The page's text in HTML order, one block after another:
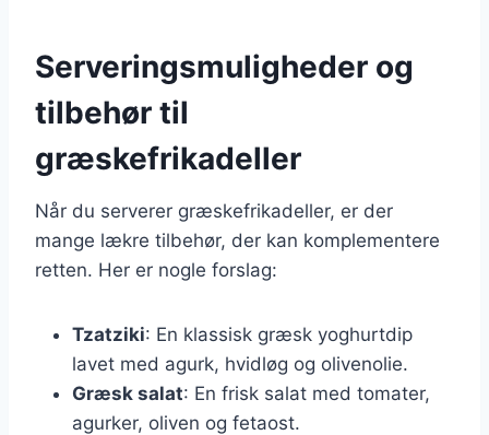
Serveringsmuligheder og
tilbehør til
græskefrikadeller
Når du serverer græskefrikadeller, er der
mange lækre tilbehør, der kan komplementere
retten. Her er nogle forslag:
Tzatziki: En klassisk græsk yoghurtdip
lavet med agurk, hvidløg og olivenolie.
Græsk salat: En frisk salat med tomater,
agurker, oliven og fetaost.